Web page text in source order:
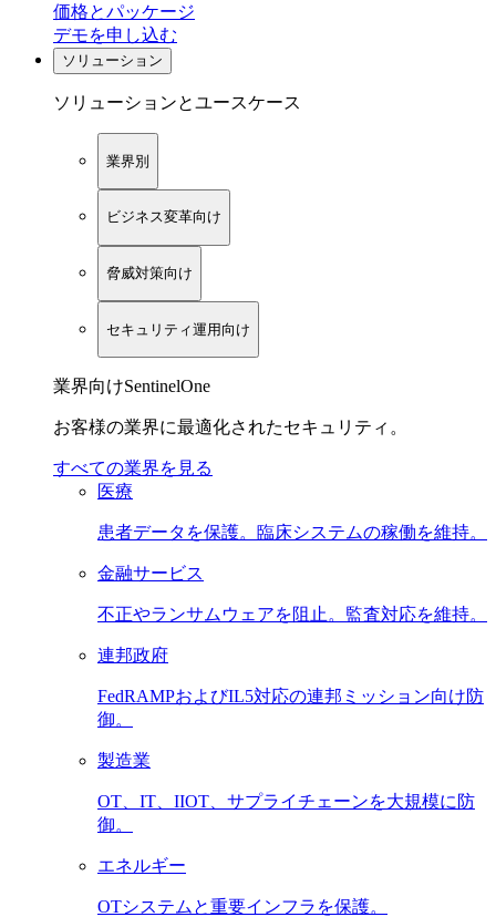
価格とパッケージ
デモを申し込む
ソリューション
ソリューションとユースケース
業界別
ビジネス変革向け
脅威対策向け
セキュリティ運用向け
業界向けSentinelOne
お客様の業界に最適化されたセキュリティ。
すべての業界を見る
医療
患者データを保護。臨床システムの稼働を維持。
金融サービス
不正やランサムウェアを阻止。監査対応を維持。
連邦政府
FedRAMPおよびIL5対応の連邦ミッション向け防
御。
製造業
OT、IT、IIOT、サプライチェーンを大規模に防
御。
エネルギー
OTシステムと重要インフラを保護。